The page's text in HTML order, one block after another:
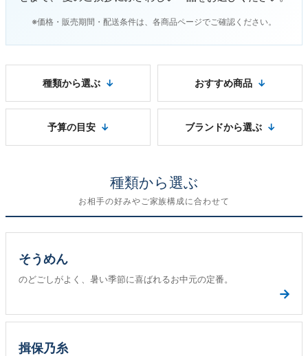
※価格・販売期間・配送条件は、各商品ページでご確認ください。
種類から選ぶ おすすめ商品
予算の目安 ブランドから選ぶ
種類から選ぶ
お相手の好みやご家族構成に合わせて
そうめん
のどごしがよく、暑い季節に喜ばれるお中元の定番。
→
揖保乃糸